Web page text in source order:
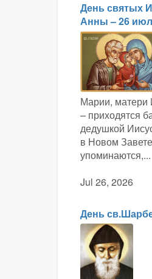
День святых
Анны – 26
Марии, матери
– приходятся
дедушкой
в Новом
упоминаются,...
Jul 26, 2026
День